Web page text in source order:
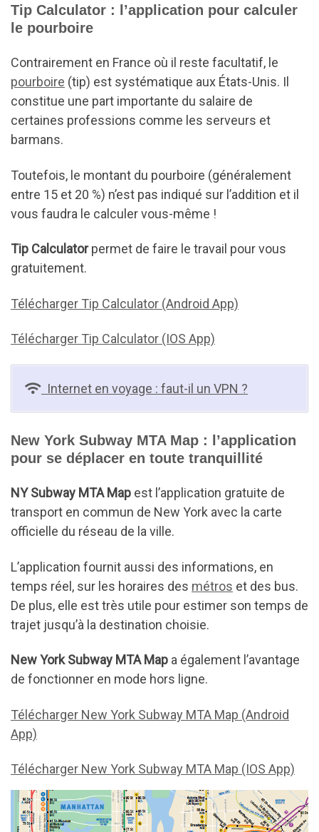
Tip Calculator : l’application pour calculer
le pourboire
Contrairement en France où il reste facultatif, le
pourboire (tip) est systématique aux États-Unis. Il
constitue une part importante du salaire de
certaines professions comme les serveurs et
barmans.
Toutefois, le montant du pourboire (généralement
entre 15 et 20 %) n’est pas indiqué sur l’addition et il
vous faudra le calculer vous-même !
Tip Calculatorpermet de faire le travail pour vous
gratuitement.
Télécharger Tip Calculator (Android App)
Télécharger Tip Calculator (IOS App)
Internet en voyage : faut-il un VPN ?
New York Subway MTA Map : l’application
pour se déplacer en toute tranquillité
NY Subway MTA Map est l’application gratuite de
transport en commun de New York avec la carte
officielle du réseau de la ville.
L’application fournit aussi des informations, en
temps réel, sur les horaires des métros et des bus.
De plus, elle est très utile pour estimer son temps de
trajet jusqu’à la destination choisie.
New York Subway MTA Map a également l’avantage
de fonctionner en mode hors ligne.
Télécharger New York Subway MTA Map (Android
App)
Télécharger New York Subway MTA Map (IOS App)